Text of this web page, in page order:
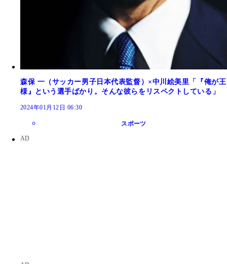
森保 一（サッカー男子日本代表監督）×中川絵美里「『俺が王
様』という選手ばかり。そんな彼らをリスペクトしている」
2024年01月12日 06:30
スポーツ